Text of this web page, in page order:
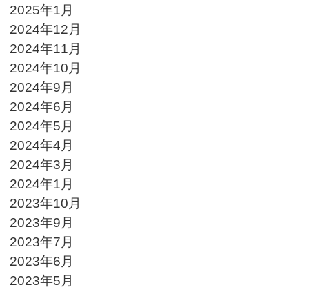
2025年1月
2024年12月
2024年11月
2024年10月
2024年9月
2024年6月
2024年5月
2024年4月
2024年3月
2024年1月
2023年10月
2023年9月
2023年7月
2023年6月
2023年5月